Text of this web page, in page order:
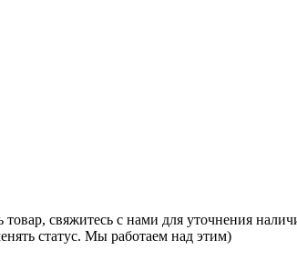
товар, свяжитесь с нами для уточнения
статус. Мы работаем над этим)